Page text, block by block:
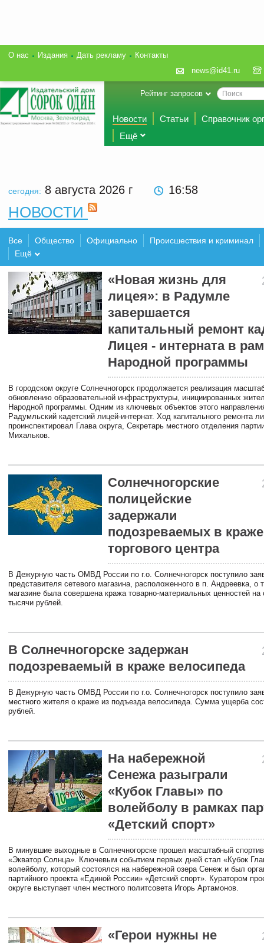
О нас Издания Дать рекламу
Контакты
news@id41.ru
Рейтинг запросов
Новости Статьи
Справочник
Ещё
сегодня: 8 августа 2026 г 16:58
НОВОСТИ
Все Общество Официально
Происшествия и криминал
Ещё
«Новая жизнь для
лицея»: в Радумле
завершается
капитальный ремонт
Лицея - интерната в
Народной программы
В городском округе Солнечногорск продолжается реализация
обновлению образовательной инфраструктуры, инициированных
Народной программы. Одним из ключевых объектов этого
Радумльский кадетский лицей-интернат. Ход капитального ремонта
проинспектировал Глава округа, Секретарь местного отделения
Михальков.
Солнечногорские
полицейские
задержали
подозреваемых в
торгового центра
В Дежурную часть ОМВД России по г.о. Солнечногорск поступило
представителя сетевого магазина, расположенного в п. Андреевка, о
магазине была совершена кража товарно-материальных ценностей
тысячи рублей.
В Солнечногорске задержан
подозреваемый в краже велосипеда
В Дежурную часть ОМВД России по г.о. Солнечногорск поступило
местного жителя о краже из подъезда велосипеда. Сумма ущерба
рублей.
На набережной
Сенежа разыграли
«Кубок Главы» по
волейболу в рамках
«Детский спорт»
В минувшие выходные в Солнечногорске прошел масштабный
«Экватор Солнца». Ключевым событием первых дней стал «Кубок
волейболу, который состоялся на набережной озера Сенеж и был
партийного проекта «Единой России» «Детский спорт». Куратором
округе выступает член местного политсовета Игорь Артамонов.
«Герои нужны не